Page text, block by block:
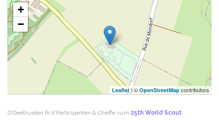
+
−
Leaflet | © OpenStreetMap contributors
D’Deelhuelen fir d’Participanten & Cheffe vum 25th World Scout